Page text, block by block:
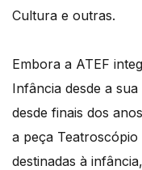
Cultura e outras.
Embora a ATEF
Infância desde a
desde finais dos
a peça
destinadas à